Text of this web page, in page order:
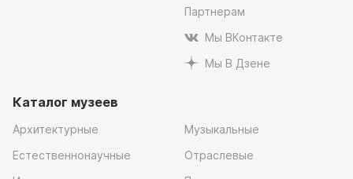
Партнерам
Мы ВКонтакте
Мы В Дзене
Каталог музеев
Архитектурные
Естественнонаучные
Музыкальные
Отраслевые